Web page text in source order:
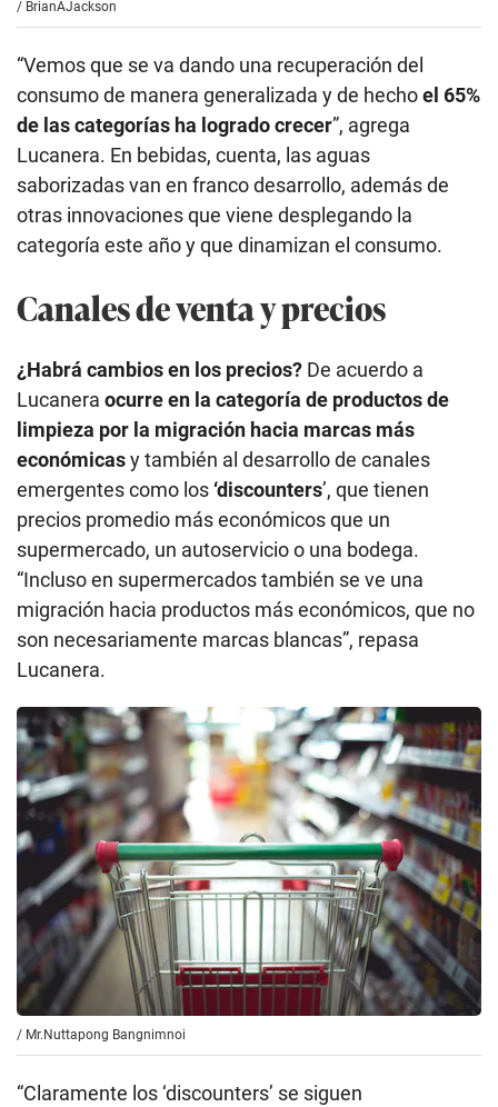
/ BrianAJackson
“Vemos que se va dando una recuperación del
consumo de manera generalizada y de hechoel 65%
de las categorías ha logrado crecer”, agrega
Lucanera. En bebidas, cuenta, las aguas
saborizadas van en franco desarrollo, además de
otras innovaciones que viene desplegando la
categoría este año y que dinamizan el consumo.
Canales de venta y precios
¿Habrá cambios en los precios? De acuerdo a
Lucanera ocurre en la categoría de productos de
limpieza por la migración hacia marcas más
económicasy también al desarrollo de canales
emergentes como los ‘discounters’, que tienen
precios promedio más económicos que un
supermercado, un autoservicio o una bodega.
“Incluso en supermercados también se ve una
migración hacia productos más económicos, que no
son necesariamente marcas blancas”, repasa
Lucanera.
/ Mr.Nuttapong Bangnimnoi
“Claramente los ‘discounters’ se siguen